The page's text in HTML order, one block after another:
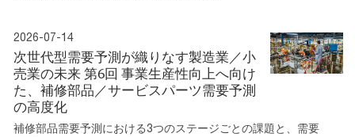
2026-07-14
次世代型需要予測が織りなす製造業／小
売業の未来 第6回 事業生産性向上へ向け
た、補修部品／サービスパーツ需要予測
の高度化
補修部品需要予測における3つのステージごとの課題と、需要